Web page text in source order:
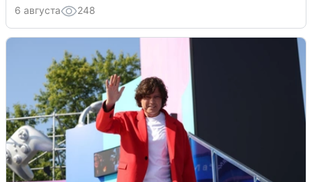
6 августа 248